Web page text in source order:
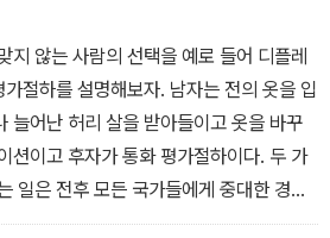
지 않는 사람의 선택을 예로 들어 디플레
절하를 설명해보자. 남자는 전의 옷을 입
늘어난 허리 살을 받아들이고 옷을 바꾸
션이고 후자가 통화 평가절하이다. 두 가
일은 전후 모든 국가들에게 중대한 경제
레이션은 노동자, 기업, 대출자에게, 평가